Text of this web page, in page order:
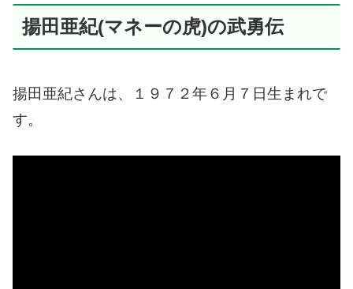
揚田亜紀(マネーの虎)の武勇伝
揚田亜紀さんは、１９７２年６月７日生まれで
す。